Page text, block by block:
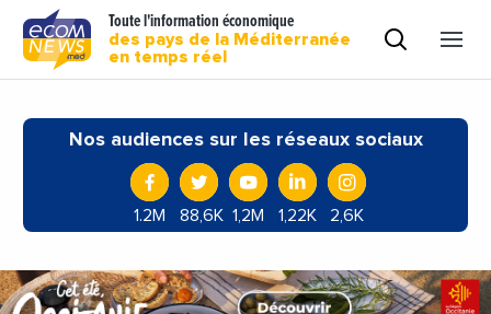
Toute l'information économique
des pays de la Méditerranée
en temps réel
Nos audiences sur les réseaux sociaux
1.2M 88,6K 1,2M 1,22K 2,6K